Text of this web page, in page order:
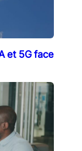
et 5G face